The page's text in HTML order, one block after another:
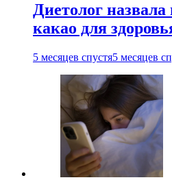
Диетолог назвала
какао для
5 месяцев спустя5 месяцев